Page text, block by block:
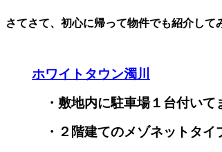
さてさて、初心に帰って物件でも紹介して
ホワイトタウン濁川
・敷地内に駐車場１台付いてま
・２階建てのメゾネットタイ